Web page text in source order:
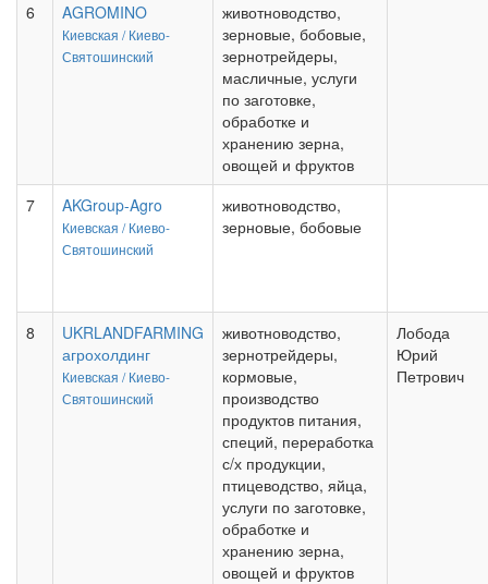
6 AGROMINO
Киевская /Киево-
Святошинский
животноводство,
зерновые, бобовые,
зернотрейдеры,
масличные, услуги
по заготовке,
обработке и
хранению зерна,
овощей и фруктов
7
AKGroup-Agro
Киевская /Киево-
Святошинский
животноводство,
зерновые, бобовые
8
UKRLANDFARMING
агрохолдинг
Киевская /Киево-
Святошинский
животноводство,
зернотрейдеры,
кормовые,
производство
продуктов питания,
специй, переработка
с/х продукции,
птицеводство, яйца,
услуги по заготовке,
обработке и
хранению зерна,
овощей и фруктов
Лобода
Юрий
Петрович